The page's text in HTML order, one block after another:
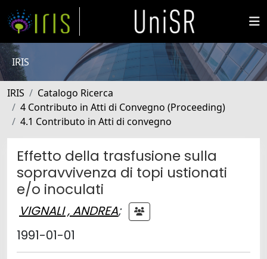
IRIS
IRIS
Catalogo Ricerca
4 Contributo in Atti di Convegno (Proceeding)
4.1 Contributo in Atti di convegno
Effetto della trasfusione sulla
sopravvivenza di topi ustionati
e/o inoculati
VIGNALI , ANDREA;
1991-01-01